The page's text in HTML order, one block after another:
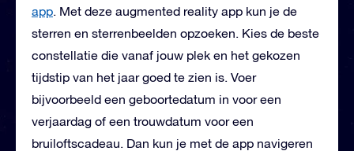
app. Met deze augmented reality app kun je de
sterren en sterrenbeelden opzoeken. Kies de beste
constellatie die vanaf jouw plek en het gekozen
tijdstip van het jaar goed te zien is. Voer
bijvoorbeeld een geboortedatum in voor een
verjaardag of een trouwdatum voor een
bruiloftscadeau. Dan kun je met de app navigeren